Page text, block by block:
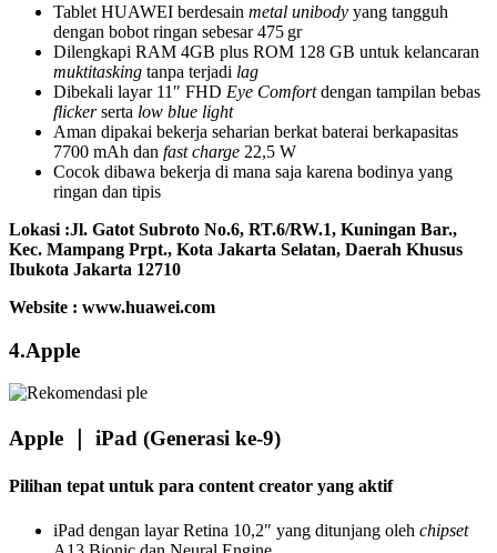
Tablet HUAWEI berdesain metal unibody yang tangguh
dengan bobot ringan sebesar 475 gr
Dilengkapi RAM 4GB plus ROM 128 GB untuk kelancaran
muktitasking tanpa terjadi lag
Dibekali layar 11″ FHD Eye Comfortdengan tampilan bebas
flickerserta low blue light
Aman dipakai bekerja seharian berkat baterai berkapasitas
7700 mAh dan fast charge 22,5 W
Cocok dibawa bekerja di mana saja karena bodinya yang
ringan dan tipis
Lokasi :Jl. Gatot Subroto No.6, RT.6/RW.1, Kuningan Bar.,
Kec. Mampang Prpt., Kota Jakarta Selatan, Daerah Khusus
Ibukota Jakarta 12710
Website : www.huawei.com
4.Apple
Apple ｜ iPad (Generasi ke-9)
Pilihan tepat untuk para content creator yang aktif
iPad dengan layar Retina 10,2″ yang ditunjang oleh chipset